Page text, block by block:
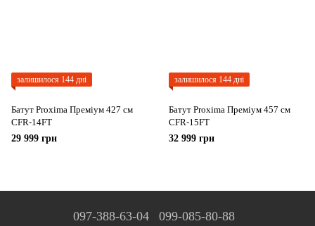
залишилося 144 дні
Батут Proxima Преміум 427 см
CFR-14FT
29 999 грн
залишилося 144 дні
Батут Proxima Преміум 457 см
CFR-15FT
32 999 грн
097-388-63-04 099-085-80-88